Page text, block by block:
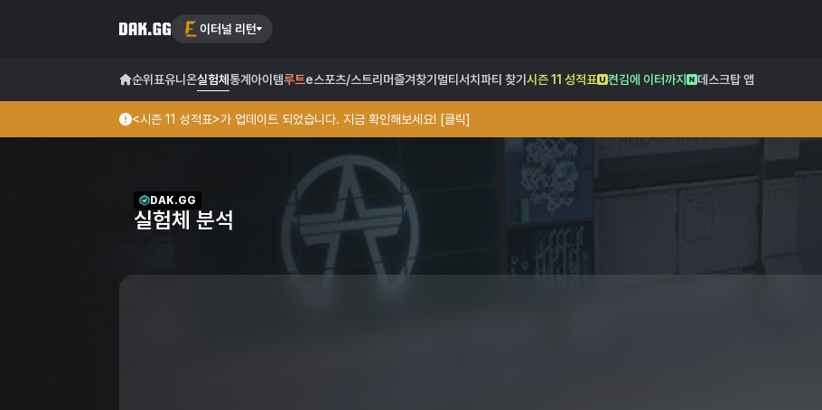
이터널 리턴
순위표유니온실험체 통계 아이템루트e스포츠/스트리머즐겨찾기 멀티서치 파티 찾기 시즌 11 성적표 켠김에 이터까지 데스크탑 앱
<시즌 11 성적표>가 업데이트 되었습니다. 지금 확인해보세요! [클릭]
DAK.GG
실험체 분석